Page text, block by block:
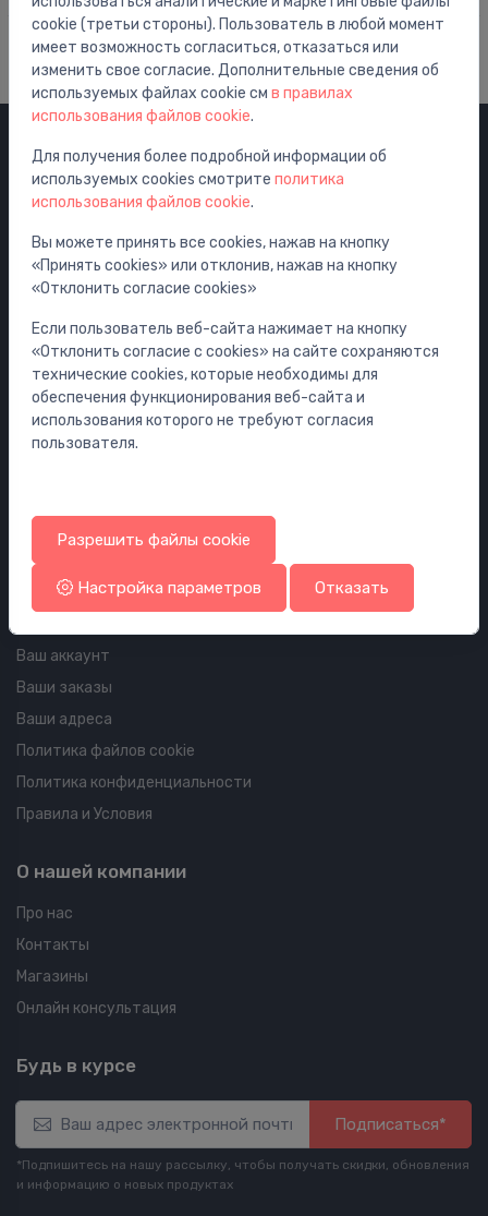
Категории
Распродажа
Смесители
Раковины
Ванны
Душ
Аксессуары для ванной комнаты
Мебель
Водостоки для пола и ванной
Трубопроводы и арматура
Информация об аккаунте и доставке
Ваш аккаунт
Ваши заказы
Ваши адреса
Политика файлов cookie
Политика конфиденциальности
Правила и Условия
О нашей компании
Про нас
Контакты
Магазины
Онлайн консультация
Будь в курсе
Подписаться*
*Подпишитесь на нашу рассылку, чтобы получать скидки, обновления
и информацию о новых продуктах
cookie (третьи стороны). Пользователь в любой момент
имеет возможность согласиться, отказаться или
изменить свое согласие. Дополнительные сведения об
используемых файлах cookie см в правилах
использования файлов cookie.
Для получения более подробной информации об
используемых cookies смотрите политика
использования файлов cookie.
Вы можете принять все cookies, нажав на кнопку
«Принять cookies» или отклонив, нажав на кнопку
«Отклонить согласие cookies»
Если пользователь веб-сайта нажимает на кнопку
«Отклонить согласие с cookies» на сайте сохраняются
технические cookies, которые необходимы для
обеспечения функционирования веб-сайта и
использования которого не требуют согласия
пользователя.
Разрешить файлы cookie
Настройка параметров Отказать